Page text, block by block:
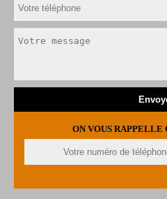
ON VOUS